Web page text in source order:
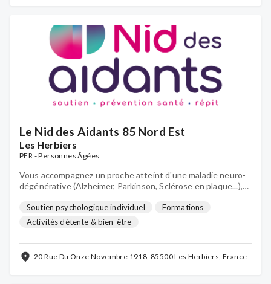
Le Nid des Aidants 85 Nord Est
Les Herbiers
PFR - Personnes Âgées
Vous accompagnez un proche atteint d'une maladie neuro-
dégénérative (Alzheimer, Parkinson, Sclérose en plaque...),
soutenu et accompagné : c’est au Nid des Aidants !
Soutien psychologique individuel
Formations
Activités détente & bien-être
20 Rue Du Onze Novembre 1918, 85500 Les Herbiers, France